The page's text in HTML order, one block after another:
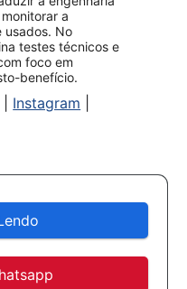
a
usados. No
testes técnicos e
foco em
benefício.
Instagram